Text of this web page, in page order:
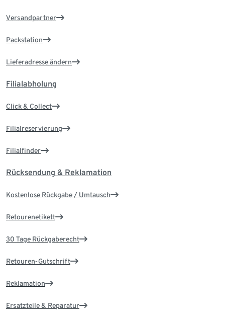
Versandpartner
Packstation
Lieferadresse ändern
Filialabholung
Click & Collect
Filialreservierung
Filialfinder
Rücksendung & Reklamation
Kostenlose Rückgabe / Umtausch
Retourenetikett
30 Tage Rückgaberecht
Retouren-Gutschrift
Reklamation
Ersatzteile & Reparatur